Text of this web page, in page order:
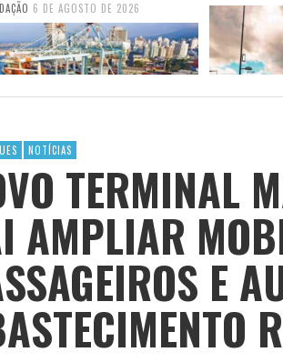
6 DE AGOSTO DE 2026
NOTÍCIAS
TERMINAL
AMPLIAR
E